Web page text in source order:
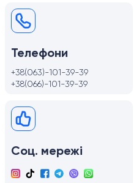
Телефони
+38(063)-101-39-39
+38(066)-101-39-39
Соц. мережі